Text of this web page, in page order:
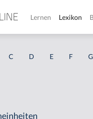
Lernen Lexikon
C D E F G